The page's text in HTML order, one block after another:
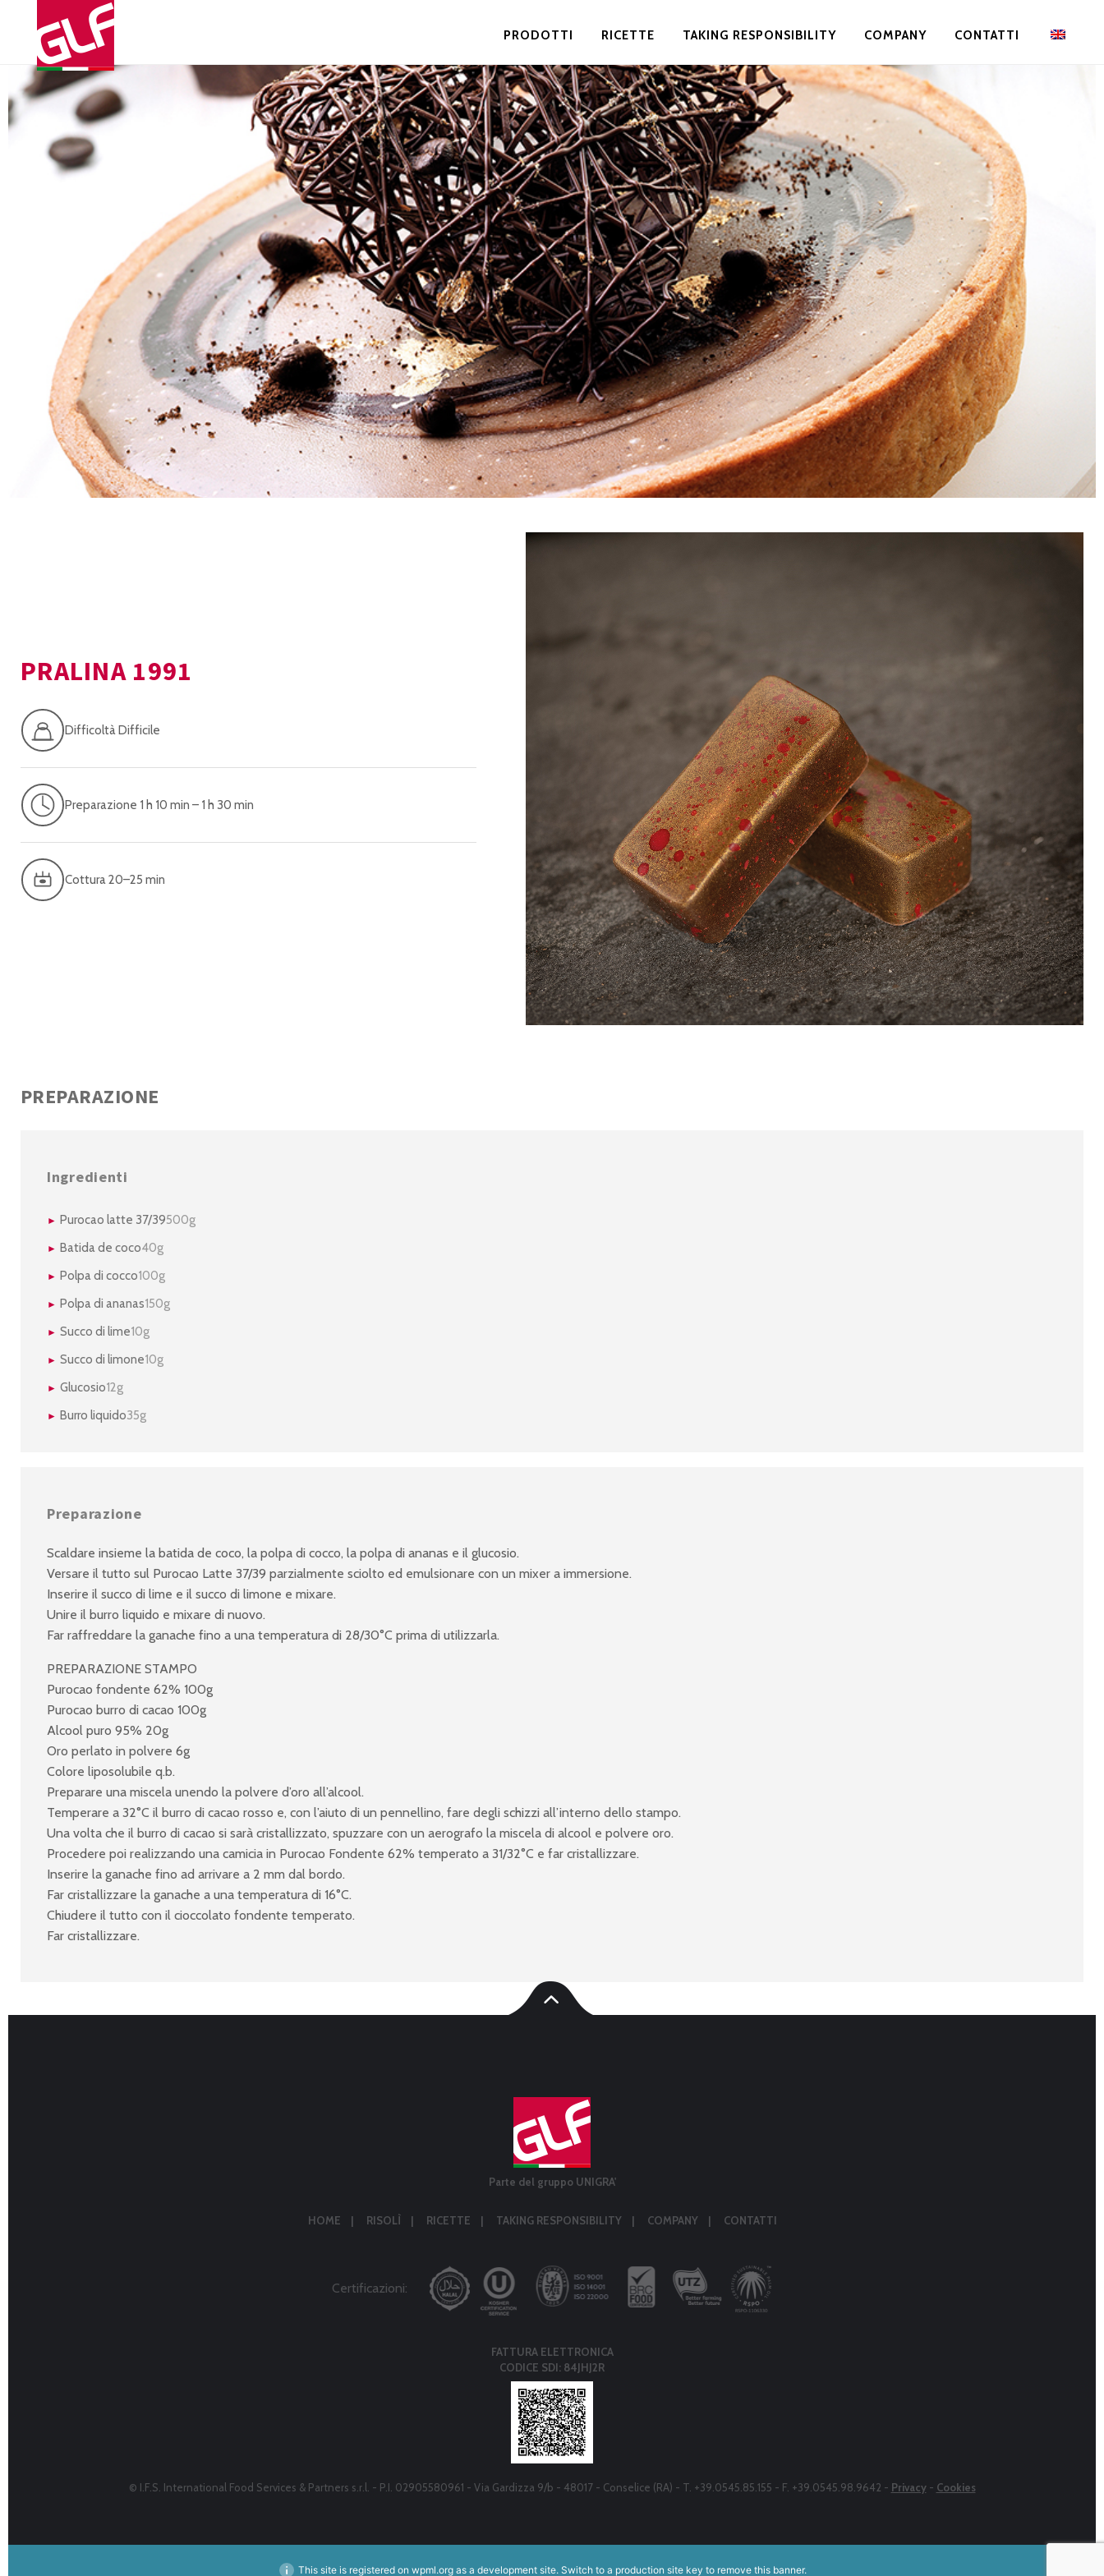
PRODOTTI RICETTE TAKING RESPONSIBILITY COMPANY CONTATTI
PRALINA 1991
Difficoltà Difficile
Preparazione 1 h 10 min – 1 h 30 min
Cottura 20–25 min
PREPARAZIONE
Ingredienti
Purocao latte 37/39500g
Batida de coco40g
Polpa di cocco100g
Polpa di ananas150g
Succo di lime10g
Succo di limone10g
Glucosio12g
Burro liquido35g
Preparazione
Scaldare insieme la batida de coco, la polpa di cocco, la polpa di ananas e il glucosio.
Versare il tutto sul Purocao Latte 37/39 parzialmente sciolto ed emulsionare con un mixer a immersione.
Inserire il succo di lime e il succo di limone e mixare.
Unire il burro liquido e mixare di nuovo.
Far raffreddare la ganache fino a una temperatura di 28/30°C prima di utilizzarla.
PREPARAZIONE STAMPO
Purocao fondente 62% 100g
Purocao burro di cacao 100g
Alcool puro 95% 20g
Oro perlato in polvere 6g
Colore liposolubile q.b.
Preparare una miscela unendo la polvere d’oro all’alcool.
Temperare a 32°C il burro di cacao rosso e, con l’aiuto di un pennellino, fare degli schizzi all’interno dello stampo.
Una volta che il burro di cacao si sarà cristallizzato, spuzzare con un aerografo la miscela di alcool e polvere oro.
Procedere poi realizzando una camicia in Purocao Fondente 62% temperato a 31/32°C e far cristallizzare.
Inserire la ganache fino ad arrivare a 2 mm dal bordo.
Far cristallizzare la ganache a una temperatura di 16°C.
Chiudere il tutto con il cioccolato fondente temperato.
Far cristallizzare.
Parte del gruppo UNIGRA'
HOME RISOLÌ RICETTE TAKING RESPONSIBILITY COMPANY CONTATTI
Certificazioni:
FATTURA ELETTRONICA
CODICE SDI: 84JHJ2R
© I.F.S. International Food Services & Partners s.r.l. - P.I. 02905580961 - Via Gardizza 9/b - 48017 - Conselice (RA) - T. +39.0545.85.155 - F. +39.0545.98.9642 - Privacy- Cookies
This site is registered on wpml.orgas a development site. Switch to a production site key to remove this banner.